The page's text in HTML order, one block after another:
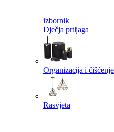
izbornik
Dječja prtljaga
Organizacija i čišćenje
Rasvjeta